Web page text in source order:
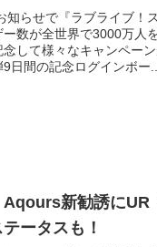
知らせで『ラブライブ！
数が全世界で3000万人
して様々なキャンペー
日間の記念ログインボー...
Aqours新勧誘にUR
ータスも！